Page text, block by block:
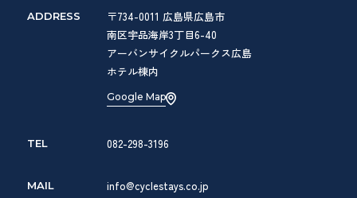
ADDRESS
〒734-0011 広島県広島市
南区宇品海岸3丁目6-40
アーバンサイクルパークス広島
ホテル棟内
Google Map
TEL 082-298-3196
MAIL info@cyclestays.co.jp